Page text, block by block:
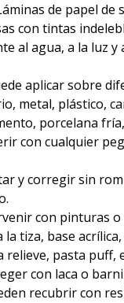
de papel de
con tintas
al agua, a la luz y
aplicar sobre
metal, plástico,
porcelana
con cualquier
y corregir sin
con pinturas o
tiza, base
relieve, pasta puff,
con laca o
recubrir con